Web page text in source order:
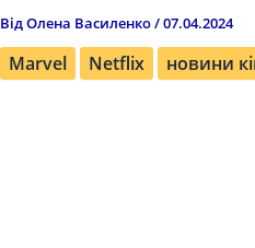
ВідОлена Василенко/07.04.2024
Marvel Netflix новини